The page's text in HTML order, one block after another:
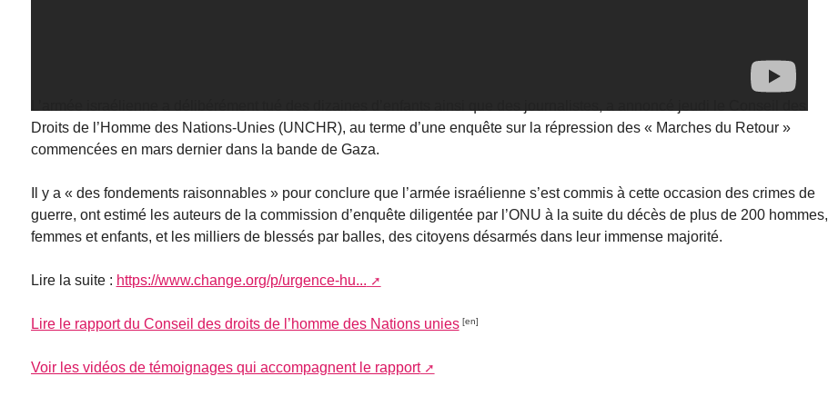
Droits de l’Homme des Nations-Unies (UNCHR), au terme d’une enquête sur la répression des « Marches du Retour »
commencées en mars dernier dans la bande de Gaza.
Il y a « des fondements raisonnables » pour conclure que l’armée israélienne s’est commis à cette occasion des crimes de
guerre, ont estimé les auteurs de la commission d’enquête diligentée par l’ONU à la suite du décès de plus de 200 hommes,
femmes et enfants, et les milliers de blessés par balles, des citoyens désarmés dans leur immense majorité.
Lire la suite : https://www.change.org/p/urgence-hu...
Lire le rapport du Conseil des droits de l’homme des Nations unies
Voir les vidéos de témoignages qui accompagnent le rapport